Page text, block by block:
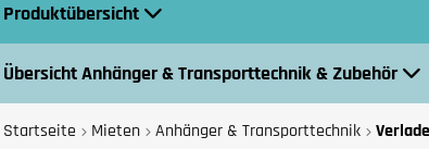
Produktübersicht
Übersicht Anhänger & Transporttechnik & Zubehör
Startseite Mieten Anhänger & Transporttechnik